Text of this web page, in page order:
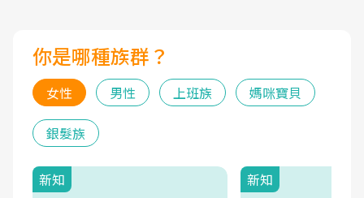
你是哪種族群？
女性 男性 上班族 媽咪寶貝
銀髮族
新知 新知